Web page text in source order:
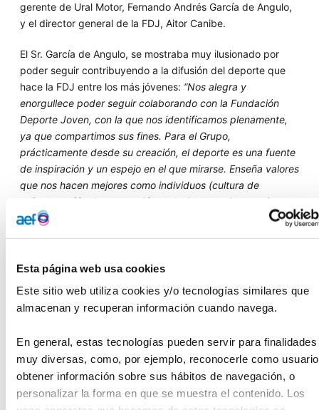
Esta página web usa cookies
Este sitio web utiliza cookies y/o tecnologías similares que
almacenan y recuperan información cuando navega.
En general, estas tecnologías pueden servir para finalidades
muy diversas, como, por ejemplo, reconocerle como
obtener información sobre sus hábitos de navegación, o
personalizar la forma en que se muestra el contenido. Los
gerente de Ural Motor, Fernando Andrés García de Angulo,
y el director general de la FDJ, Aitor Canibe.
El Sr. García de Angulo, se mostraba muy ilusionado por
poder seguir contribuyendo a la difusión del deporte que
hace la FDJ entre los más jóvenes: “Nos alegra y
enorgullece poder seguir colaborando con la Fundación
Deporte Joven, con la que nos identificamos plenamente,
ya que compartimos sus fines. Para el Grupo,
prácticamente desde su creación, el deporte es una fuente
de inspiración y un espejo en el que mirarse. Enseña valores
que nos hacen mejores como individuos (cultura de
esfuerzo, afán de superación, trabajo en equipo, etc.) y,
por ende, como sociedad. Ojalá que nuestros vehículos les
de la geografía española y fortalezcamos el deporte base,
Por su parte, el Sr. Canibe, ha agradecido a Grupo Ureta
"Esta alianza engrandece nuestro proyecto global y
amplifica nuestros objetivos de promoción del deporte
como fuente de salud y de transmisión de valores,
especialmente la movilidad sostenible y el respeto al medio